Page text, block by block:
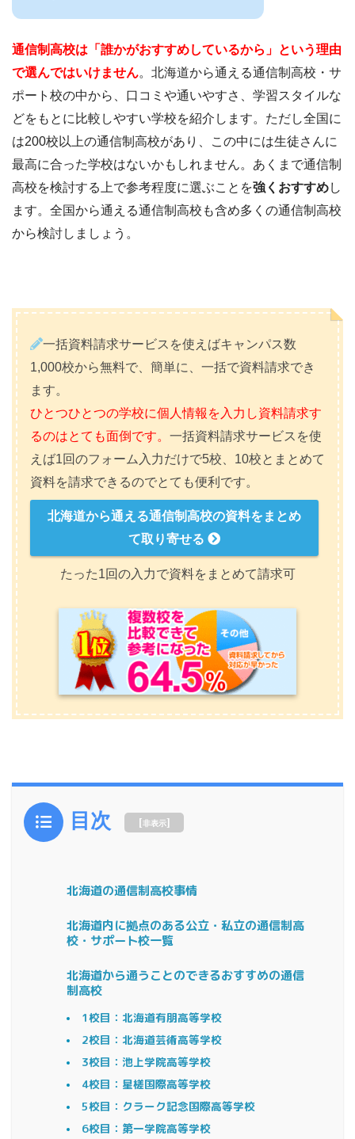
通信制高校は「誰かがおすすめしているから」という理由
で選んではいけません。北海道から通える通信制高校・サ
ポート校の中から、口コミや通いやすさ、学習スタイルな
どをもとに比較しやすい学校を紹介します。ただし全国に
は200校以上の通信制高校があり、この中には生徒さんに
最高に合った学校はないかもしれません。あくまで通信制
高校を検討する上で参考程度に選ぶことを強くおすすめし
ます。全国から通える通信制高校も含め多くの通信制高校
から検討しましょう。
一括資料請求サービスを使えばキャンパス数
1,000校から無料で、簡単に、一括で資料請求でき
ます。
ひとつひとつの学校に個人情報を入力し資料請求す
るのはとても面倒です。 一括資料請求サービスを使
えば1回のフォーム入力だけで5校、10校とまとめて
資料を請求できるのでとても便利です。
北海道から通える通信制高校の資料をまとめ
て取り寄せる
たった1回の入力で資料をまとめて請求可
目次 [非表示]
北海道の通信制高校事情
北海道内に拠点のある公立・私立の通信制高
校・サポート校一覧
北海道から通うことのできるおすすめの通信
制高校
1校目：北海道有朋高等学校
2校目：北海道芸術高等学校
3校目：池上学院高等学校
4校目：星槎国際高等学校
5校目：クラーク記念国際高等学校
6校目：第一学院高等学校